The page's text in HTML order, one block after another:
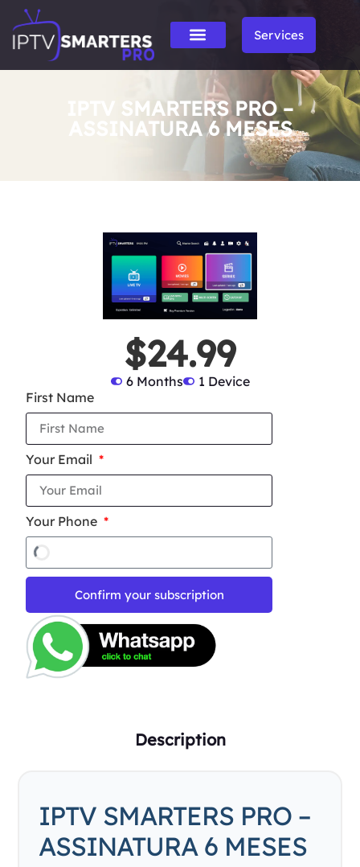
Services
IPTV SMARTERS PRO –
ASSINATURA 6 MESES
$24.99
6 Months
1 Device
First Name
Your Email
Your Phone
Confirm your subscription
Description
IPTV SMARTERS PRO –
ASSINATURA 6 MESES